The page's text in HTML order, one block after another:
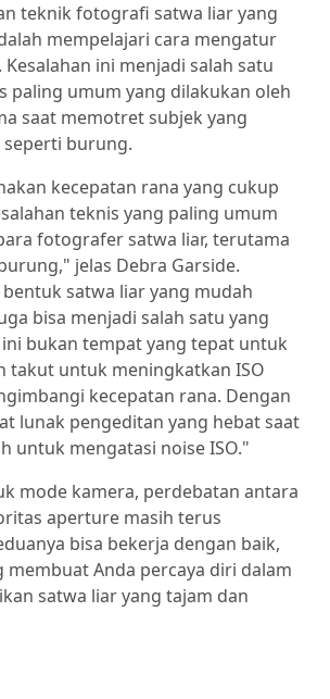
teknik fotografi satwa liar yang
mempelajari cara mengatur
ini menjadi salah satu
paling umum yang dilakukan oleh
saat memotret subjek yang
burung.
kecepatan rana yang cukup
teknis yang paling umum
fotografer satwa liar, terutama
jelas Debra Garside.
satwa liar yang mudah
bisa menjadi salah satu yang
bukan tempat yang tepat untuk
takut untuk meningkatkan ISO
kecepatan rana. Dengan
lunak pengeditan yang hebat saat
untuk mengatasi noise ISO."
mode kamera, perdebatan antara
aperture masih terus
bisa bekerja dengan baik,
membuat Anda percaya diri dalam
satwa liar yang tajam dan